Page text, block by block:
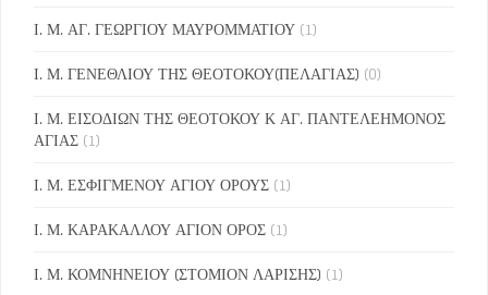
Ι. Μ. ΑΓ. ΓΕΩΡΓΙΟΥ ΜΑΥΡΟΜΜΑΤΙΟΥ (1)
Ι. Μ. ΓΕΝΕΘΛΙΟΥ ΤΗΣ ΘΕΟΤΟΚΟΥ(ΠΕΛΑΓΙΑΣ) (0)
Ι. Μ. ΕΙΣΟΔΙΩΝ ΤΗΣ ΘΕΟΤΟΚΟΥ Κ ΑΓ. ΠΑΝΤΕΛΕΗΜΟΝΟΣ
ΑΓΙΑΣ (1)
Ι. Μ. ΕΣΦΙΓΜΕΝΟΥ ΑΓΙΟΥ ΟΡΟΥΣ (1)
Ι. Μ. ΚΑΡΑΚΑΛΛΟΥ ΑΓΙΟΝ ΟΡΟΣ (1)
Ι. Μ. ΚΟΜΝΗΝΕΙΟΥ (ΣΤΟΜΙΟΝ ΛΑΡΙΣΗΣ) (1)